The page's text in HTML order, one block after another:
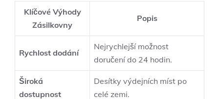
Klíčové Výhody
Zásilkovny
Popis
Rychlost dodání
Nejrychlejší možnost
doručení do 24 hodin.
Široká
dostupnost
Desítky výdejních míst po
celé zemi.